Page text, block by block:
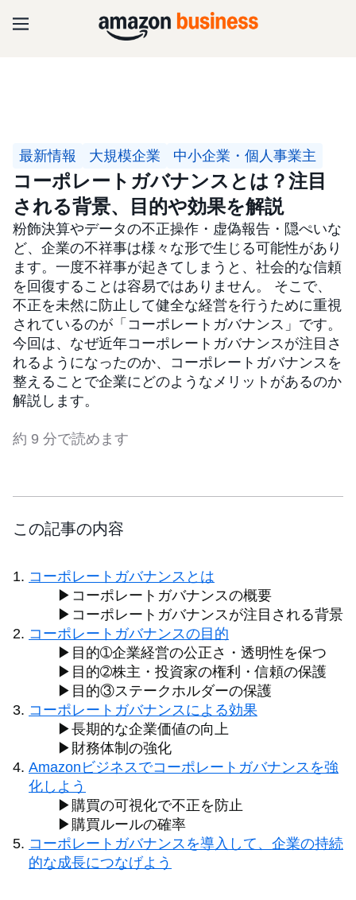
最新情報 大規模企業 中小企業・個人事業主
コーポレートガバナンスとは？注目
される背景、目的や効果を解説
粉飾決算やデータの不正操作・虚偽報告・隠ぺいな
ど、企業の不祥事は様々な形で生じる可能性があり
ます。一度不祥事が起きてしまうと、社会的な信頼
を回復することは容易ではありません。 そこで、
不正を未然に防止して健全な経営を行うために重視
されているのが「コーポレートガバナンス」です。
今回は、なぜ近年コーポレートガバナンスが注目さ
れるようになったのか、コーポレートガバナンスを
整えることで企業にどのようなメリットがあるのか
解説します。
約 9 分で読めます
この記事の内容
コーポレートガバナンスとは
▶コーポレートガバナンスの概要
▶コーポレートガバナンスが注目される背景
コーポレートガバナンスの目的
▶目的➀企業経営の公正さ・透明性を保つ
▶目的➁株主・投資家の権利・信頼の保護
▶目的③ステークホルダーの保護
コーポレートガバナンスによる効果
▶長期的な企業価値の向上
▶財務体制の強化
Amazonビジネスでコーポレートガバナンスを強
化しよう
▶購買の可視化で不正を防止
▶購買ルールの確率
コーポレートガバナンスを導入して、企業の持続
的な成長につなげよう